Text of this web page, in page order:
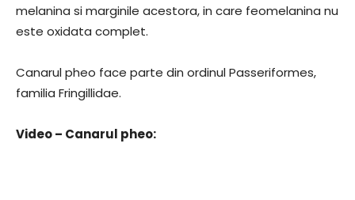
melanina si marginile acestora, in care feomelanina nu
este oxidata complet.
Canarul pheo face parte din ordinul Passeriformes,
familia Fringillidae.
Video – Canarul pheo: